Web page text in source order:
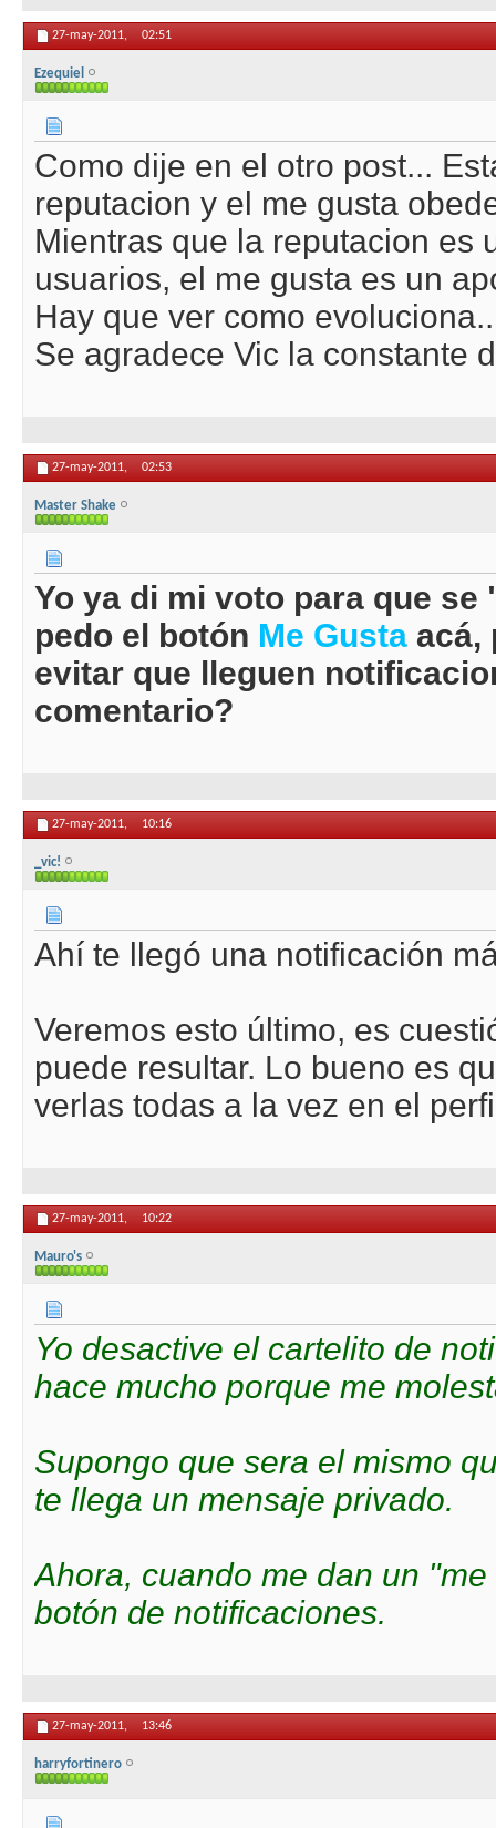
27-may-2011, 02:51
Ezequiel
Como dije en el otro post...
reputacion y el me gusta
Mientras que la reputacion es
usuarios, el me gusta es un
Hay que ver como
Se agradece Vic la constante
27-may-2011, 02:53
Master Shake
Yo ya di mi voto para que
pedo el botón Me Gusta acá,
evitar que lleguen
comentario?
27-may-2011, 10:16
_vic!
Ahí te llegó una notificación
Veremos esto último, es
puede resultar. Lo bueno es
verlas todas a la vez en el
27-may-2011, 10:22
Mauro's
Yo desactive el cartelito de
hace mucho porque me
Supongo que sera el mismo
te llega un mensaje privado.
Ahora, cuando me dan un
botón de notificaciones.
27-may-2011, 13:46
harryfortinero